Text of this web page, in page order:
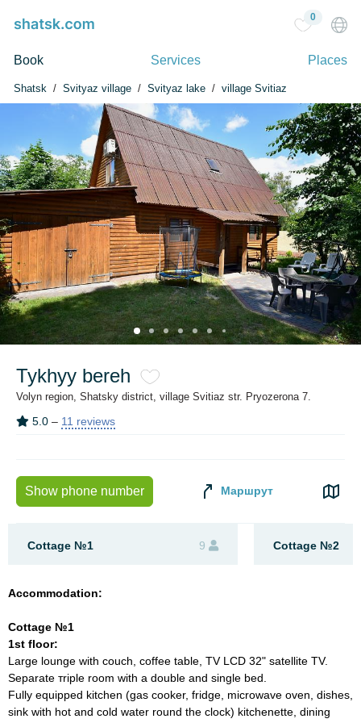
Book Services Places
0
Shatsk Svityaz village Svityaz lake village Svitiaz
Tykhyy bereh
Volyn region, Shatsky district, village Svitiaz str. Pryozerona 7.
5.0 – 11 reviews
Show phone number Маршрут
Cottage №1 9 Сottage №2
Accommodation:
Cottage №1
1st floor:
Large lounge with couch, coffee table, TV LCD 32" satellite TV.
Separate тriple room with a double and single bed.
Fully equipped kitchen (gas cooker, fridge, microwave oven, dishes,
sink with hot and cold water round the clock) kitchenette, dining